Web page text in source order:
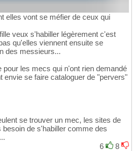
elles vont se méfier de ceux qui
veux s'habiller légèrement c'est
qu'elles viennent ensuite se
des messieurs...
pour les mecs qui n'ont rien demandé
envie se faire cataloguer de "pervers"
se trouver un mec, les sites de
de s'habiller comme des
6
8